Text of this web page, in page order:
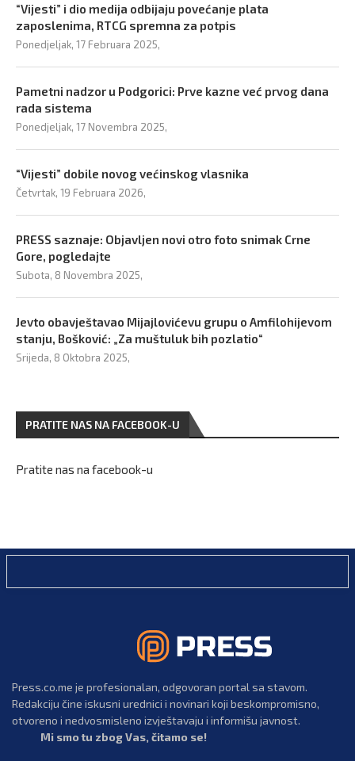
“Vijesti” i dio medija odbijaju povećanje plata
zaposlenima, RTCG spremna za potpis
Ponedjeljak, 17 Februara 2025,
Pametni nadzor u Podgorici: Prve kazne već prvog dana
rada sistema
Ponedjeljak, 17 Novembra 2025,
“Vijesti” dobile novog većinskog vlasnika
Četvrtak, 19 Februara 2026,
PRESS saznaje: Objavljen novi otro foto snimak Crne
Gore, pogledajte
Subota, 8 Novembra 2025,
Jevto obavještavao Mijajlovićevu grupu o Amfilohijevom
stanju, Bošković: „Za muštuluk bih pozlatio“
Srijeda, 8 Oktobra 2025,
PRATITE NAS NA FACEBOOK-U
Pratite nas na facebook-u
Press.co.me je profesionalan, odgovoran portal sa stavom.
Redakciju čine iskusni urednici i novinari koji beskompromisno,
otvoreno i nedvosmisleno izvještavaju i informišu javnost.
Mi smo tu zbog Vas, čitamo se!